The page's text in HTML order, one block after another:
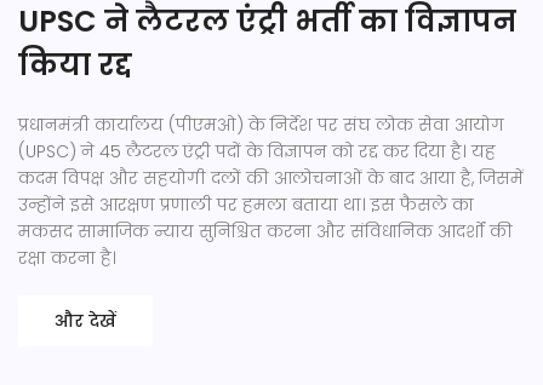
UPSC ने लैटरल एंट्री भर्ती का विज्ञापन
किया रद्द
प्रधानमंत्री कार्यालय (पीएमओ) के निर्देश पर संघ लोक सेवा आयोग
(UPSC) ने 45 लैटरल एंट्री पदों के विज्ञापन को रद्द कर दिया है। यह
कदम विपक्ष और सहयोगी दलों की आलोचनाओं के बाद आया है, जिसमें
उन्होंने इसे आरक्षण प्रणाली पर हमला बताया था। इस फैसले का
मकसद सामाजिक न्याय सुनिश्चित करना और संविधानिक आदर्शों की
रक्षा करना है।
और देखें